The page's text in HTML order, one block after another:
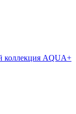
коллекция AQUA+